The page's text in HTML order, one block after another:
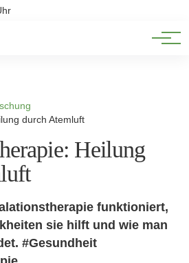
durch Atemluft
Heilung
funktioniert,
sie hilft und wie man
#Gesundheit